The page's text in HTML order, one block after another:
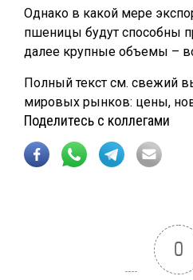
Однако в какой мере
пшеницы будут способны
далее крупные объемы –
Полный текст см. свежий
мировых рынков: цены,
Поделитесь с коллегами
0